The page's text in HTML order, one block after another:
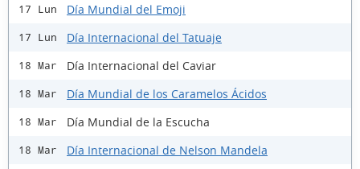
17 Lun Día Mundial del Emoji
17 Lun Día Internacional del Tatuaje
18 Mar Día Internacional del Caviar
18 Mar Día Mundial de los Caramelos Ácidos
18 Mar Día Mundial de la Escucha
18 Mar Día Internacional de Nelson Mandela